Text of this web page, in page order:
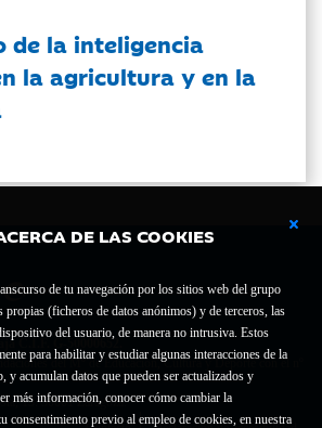
DE LAS COOKIES
de tu navegación por los sitios web del grupo
propias (ficheros de datos anónimos) y de terceros, las
del usuario, de manera no intrusiva. Estos
para habilitar y estudiar algunas interacciones de la
y acumulan datos que pueden ser actualizados y
más información, conocer cómo cambiar la
consentimiento previo al empleo de cookies, en nuestra
de la inteligencia
la agricultura y en la
C.I.F. G-50000652.
del Mº de Educación, Cultura y Deporte con el nº
13. 50001 Zaragoza.